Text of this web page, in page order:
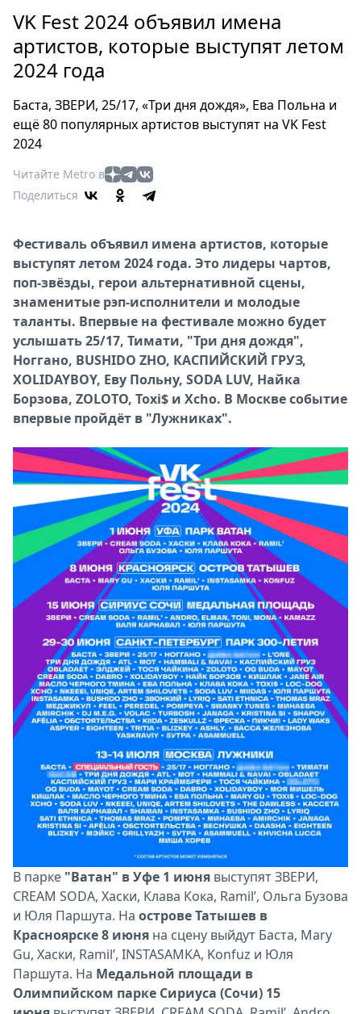
Россия
Мир
Здоровье
Туризм
Мода
Кино
Афиша
Выставки
Пресс-
релизы
О
Metro
Стримы
Спецпроекты
Звезды
Выборы
Скачай
Metro
VK Fest 2024 объявил имена
артистов, которые выступят летом
2024 года
Баста, ЗВЕРИ, 25/17, «Три дня дождя», Ева Польна и
ещё 80 популярных артистов выступят на VK Fest
2024
Читайте Metro в
Поделиться
Фестиваль объявил имена артистов, которые
выступят летом 2024 года. Это лидеры чартов,
поп-звёзды, герои альтернативной сцены,
знаменитые рэп-исполнители и молодые
таланты. Впервые на фестивале можно будет
услышать 25/17, Тимати, "Три дня дождя",
Ноггано, BUSHIDO ZHO, КАСПИЙСКИЙ ГРУЗ,
XOLIDAYBOY, Еву Польну, SODA LUV, Найка
Борзова, ZOLOTO, Toxi$ и Xcho. В Москве событие
впервые пройдёт в "Лужниках".
В парке "Ватан" в Уфе 1 июня выступят ЗВЕРИ,
CREAM SODA, Хаски, Клава Кока, Ramil’, Ольга Бузова
и Юля Паршута. На острове Татышев в
Красноярске 8 июня на сцену выйдут Баста, Mary
Gu, Хаски, Ramil’, INSTASAMKA, Konfuz и Юля
Паршута. На Медальной площади в
Олимпийском парке Сириуса (Сочи) 15